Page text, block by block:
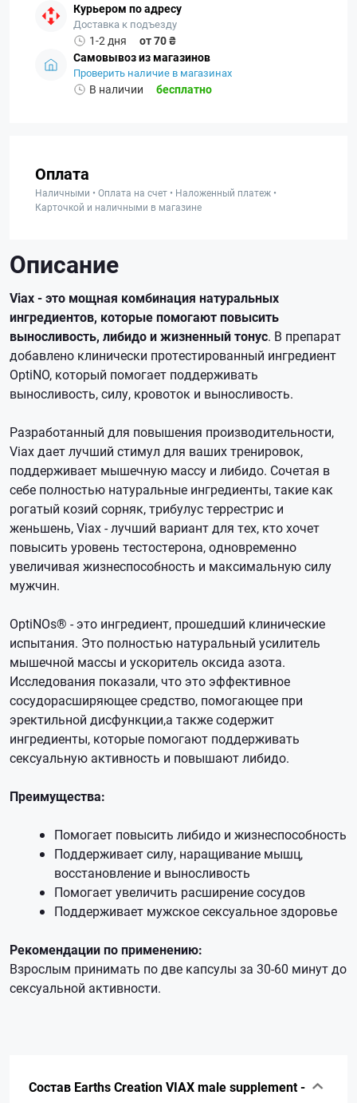
Курьером по адресу
Доставка к подъезду
1-2 дня
от 70 ₴
Самовывоз из магазинов
Проверить наличие в магазинах
В наличии бесплатно
Оплата
Наличными • Оплата на счет • Наложенный платеж •
Карточкой и наличными в магазине
Описание
Viax - это мощная комбинация натуральных
ингредиентов, которые помогают повысить
выносливость, либидо и жизненный тонус. В препарат
добавлено клинически протестированный ингредиент
OptiNO, который помогает поддерживать
выносливость, силу, кровоток и выносливость.
Разработанный для повышения производительности,
Viax дает лучший стимул для ваших тренировок,
поддерживает мышечную массу и либидо. Сочетая в
себе полностью натуральные ингредиенты, такие как
рогатый козий сорняк, трибулус террестрис и
женьшень, Viax - лучший вариант для тех, кто хочет
повысить уровень тестостерона, одновременно
увеличивая жизнеспособность и максимальную силу
мужчин.
OptiNOs® - это ингредиент, прошедший клинические
испытания. Это полностью натуральный усилитель
мышечной массы и ускоритель оксида азота.
Исследования показали, что это эффективное
сосудорасширяющее средство, помогающее при
эректильной дисфункции,а также содержит
ингредиенты, которые помогают поддерживать
сексуальную активность и повышают либидо.
Преимущества:
Помогает повысить либидо и жизнеспособность
Поддерживает силу, наращивание мышц,
восстановление и выносливость
Помогает увеличить расширение сосудов
Поддерживает мужское сексуальное здоровье
Рекомендации по применению:
Взрослым принимать по две капсулы за 30-60 минут до
сексуальной активности.
Состав Earths Creation VIAX male supplement -